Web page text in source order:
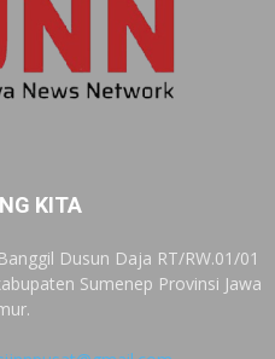
KITA
Dusun Daja RT/RW.01/01
Sumenep Provinsi Jawa